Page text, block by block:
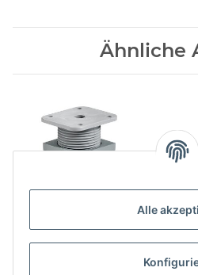
Alle
Ähnliche
HETTICH Möbelfuß alu
40 x